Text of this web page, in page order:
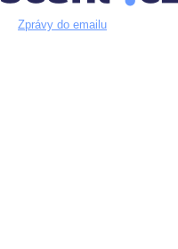
Zprávy do emailu